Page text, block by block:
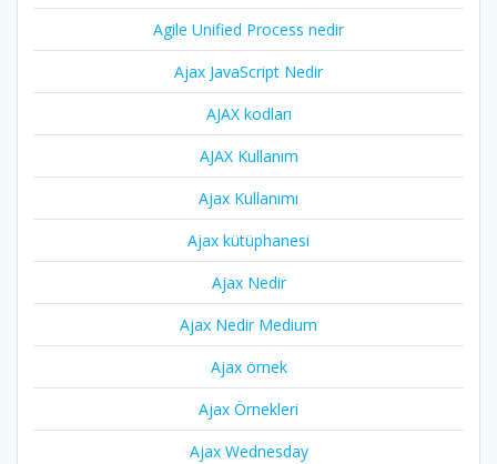
Agile Unified Process nedir
Ajax JavaScript Nedir
AJAX kodları
AJAX Kullanım
Ajax Kullanımı
Ajax kütüphanesi
Ajax Nedir
Ajax Nedir Medium
Ajax örnek
Ajax Örnekleri
Ajax Wednesday